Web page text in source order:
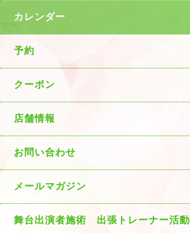
カレンダー
予約
クーポン
店舗情報
お問い合わせ
メールマガジン
舞台出演者施術 出張トレーナー活動